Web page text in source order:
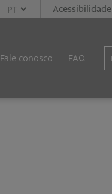
Acessibilidade
Fale conosco FAQ